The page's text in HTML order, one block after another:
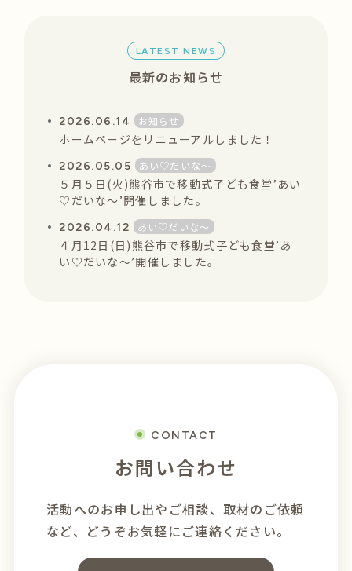
LATEST NEWS
最新のお知らせ
2026.06.14 お知らせ
ホームページをリニューアルしました！
2026.05.05 あい♡だいな〜
５月５日(火)熊谷市で移動式子ども食堂’あい
♡だいな〜’開催しました。
2026.04.12 あい♡だいな〜
４月12日(日)熊谷市で移動式子ども食堂’あ
い♡だいな〜’開催しました。
CONTACT
お問い合わせ
活動へのお申し出やご相談、 取材のご依頼
など、どうぞお気軽にご連絡ください。